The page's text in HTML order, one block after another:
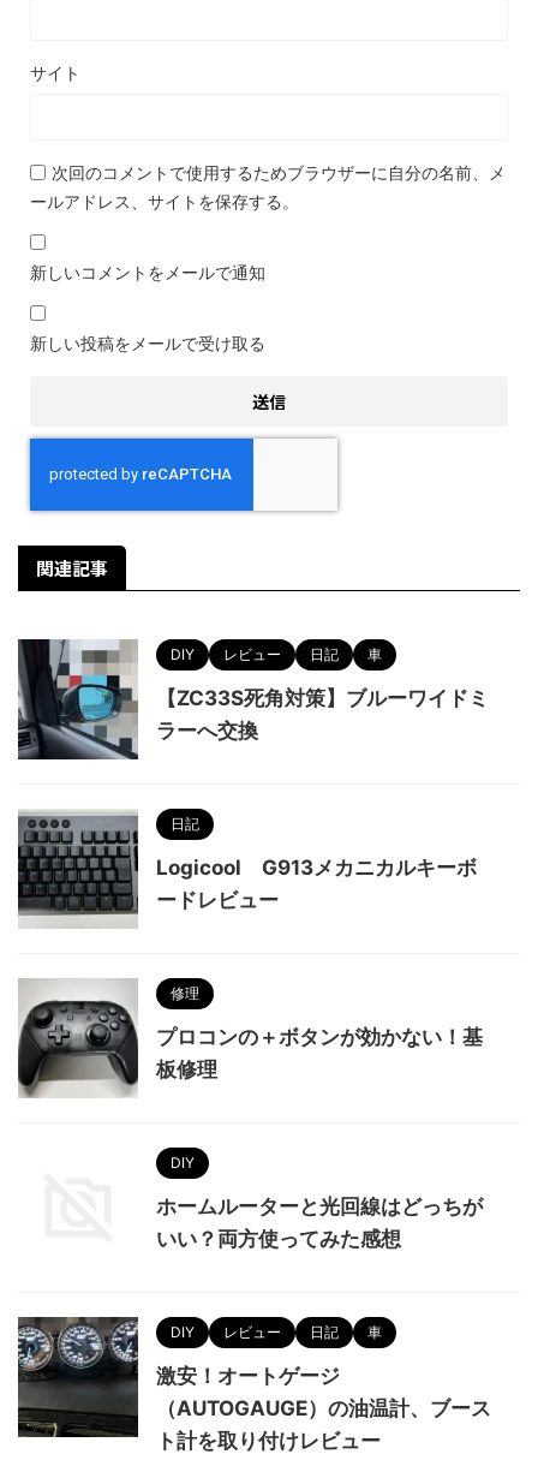
サイト
次回のコメントで使用するためブラウザーに自分の名前、メ
ールアドレス、サイトを保存する。
新しいコメントをメールで通知
新しい投稿をメールで受け取る
関連記事
DIY レビュー 日記 車
【ZC33S死角対策】ブルーワイドミ
ラーへ交換
日記
Logicool G913メカニカルキーボ
ードレビュー
修理
プロコンの＋ボタンが効かない！基
板修理
DIY
ホームルーターと光回線はどっちが
いい？両方使ってみた感想
DIY レビュー 日記 車
激安！オートゲージ
（AUTOGAUGE）の油温計、ブース
ト計を取り付けレビュー